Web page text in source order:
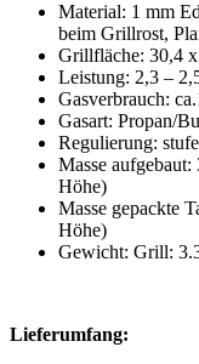
Material: 1 mm
beim Grillrost,
Grillfläche: 30,4
Leistung: 2,3 –
Gasverbrauch:
Gasart: Propan/
Regulierung:
Masse
Höhe)
Masse gepackte
Höhe)
Gewicht: Grill:
Lieferumfang: